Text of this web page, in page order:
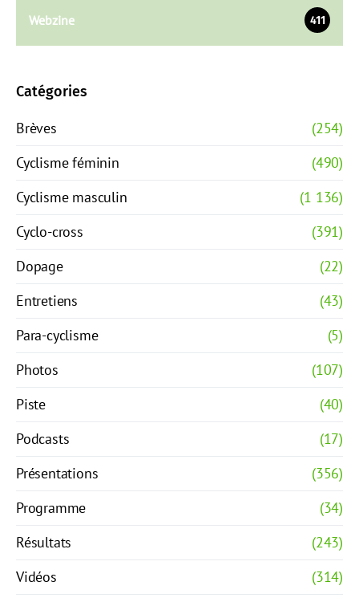
Webzine 411
Catégories
Brèves
(254)
Cyclisme féminin
(490)
Cyclisme masculin
(1 136)
Cyclo-cross
(391)
Dopage
(22)
Entretiens
(43)
Para-cyclisme
(5)
Photos
(107)
Piste
(40)
Podcasts
(17)
Présentations
(356)
Programme
(34)
Résultats
(243)
Vidéos
(314)